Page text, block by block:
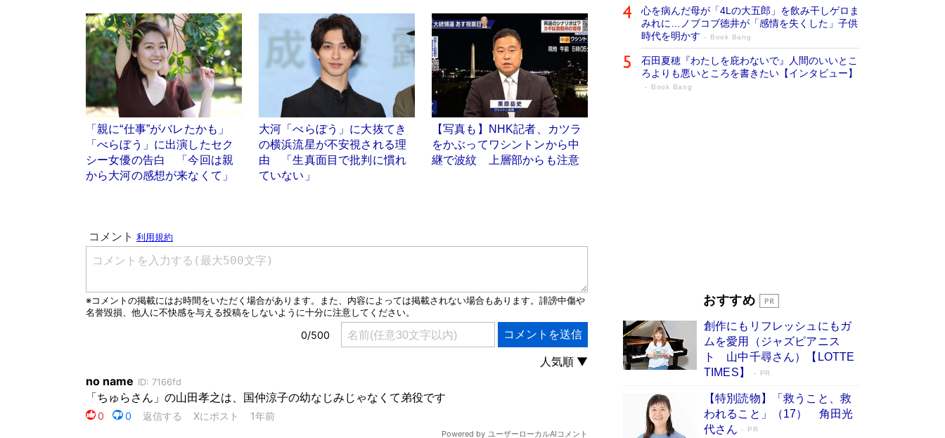
「親に“仕事”がバレたかも」
「べらぼう」に出演したセク
シー女優の告白 「今回は親
から大河の感想が来なくて」
大河「べらぼう」に大抜てき
の横浜流星が不安視される理
由 「生真面目で批判に慣れ
ていない」
【写真も】NHK記者、カツラ
をかぶってワシントンから中
継で波紋 上層部からも注意
心を病んだ母が「4Lの大五郎」を飲み干しゲロま
みれに…ノブコブ徳井が「感情を失くした」子供
時代を明かす
Book Bang
石田夏穂『わたしを庇わないで』人間のいいとこ
ろよりも悪いところを書きたい【インタビュー】
Book Bang
和田秀樹の70代、80代向け新書がベスト3を独
占 上半期1位にも選出［新書ベストセラー］
Book Bang
おすすめ
創作にもリフレッシュにもガ
ムを愛用（ジャズピアニス
ト 山中千尋さん）【LOTTE
TIMES】
PR
【特別読物】「救うこと、救
われること」（17） 角田光
代さん
PR